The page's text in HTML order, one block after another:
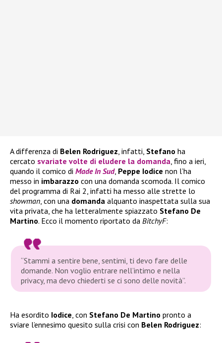
A differenza di Belen Rodriguez, infatti, Stefano ha
cercato svariate volte di eludere la domanda, fino a ieri,
quando il comico di Made In Sud, Peppe Iodice non l’ha
messo in imbarazzo con una domanda scomoda. Il comico
del programma di Rai 2, infatti ha messo alle strette lo
showman, con una domanda alquanto inaspettata sulla sua
vita privata, che ha letteralmente spiazzato Stefano De
Martino. Ecco il momento riportato da BitchyF:
“Stammi a sentire bene, sentimi, ti devo fare delle
domande. Non voglio entrare nell’intimo e nella
privacy, ma devo chiederti se ci sono delle novità”.
Ha esordito Iodice , con Stefano De Martino pronto a
sviare l’ennesimo quesito sulla crisi con Belen Rodriguez: